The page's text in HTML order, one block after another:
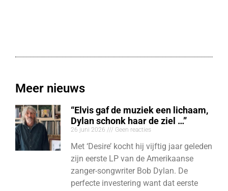
Meer nieuws
“Elvis gaf de muziek een lichaam,
Dylan schonk haar de ziel …”
26 juni 2026 Geen reacties
Met ‘Desire’ kocht hij vijftig jaar geleden
zijn eerste LP van de Amerikaanse
zanger-songwriter Bob Dylan. De
perfecte investering want dat eerste